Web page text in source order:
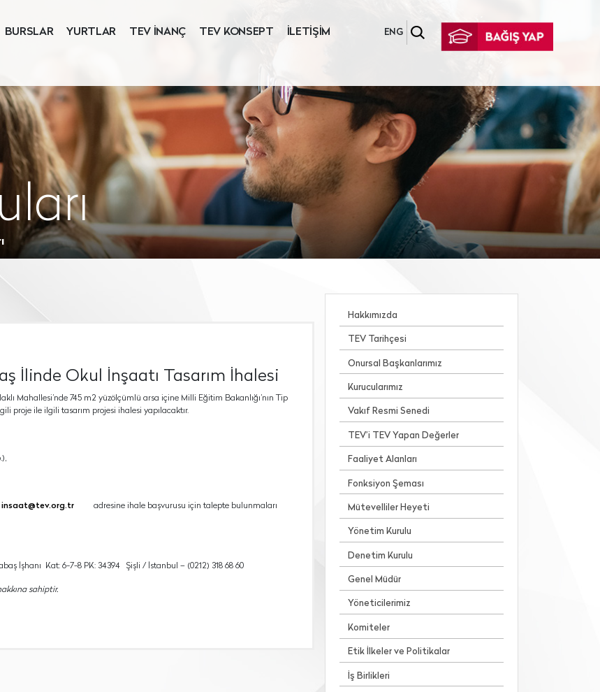
BURSLAR YURTLAR TEV İNANÇ TEV KONSEPT İLETİŞİM ENG
İlinde Okul İnşaatı Tasarım İhalesi
Mahallesi’nde 745 m2 yüzölçümlü arsa içine Milli Eğitim Bakanlığı’nın Tip
proje ile ilgili tasarım projesi ihalesi yapılacaktır.
insaat@tev.org.tr
adresine ihale başvurusu için talepte bulunmaları
İşhanı Kat: 6-7-8 PK: 34394 Şişli / İstanbul – (0212) 318 68 60
sahiptir.
Hakkımızda
TEV Tarihçesi
Onursal Başkanlarımız
Kurucularımız
Vakıf Resmi Senedi
TEV’i TEV Yapan Değerler
Faaliyet Alanları
Fonksiyon Şeması
Mütevelliler Heyeti
Yönetim Kurulu
Denetim Kurulu
Genel Müdür
Yöneticilerimiz
Komiteler
Etik İlkeler ve Politikalar
İş Birlikleri